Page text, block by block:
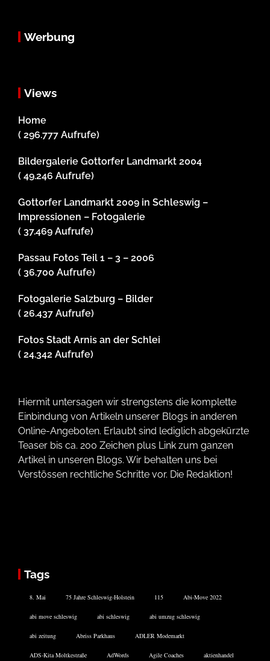
Werbung
Views
Home
( 296.777 Aufrufe)
Bildergalerie Gottorfer Landmarkt 2004
( 49.246 Aufrufe)
Gottorfer Landmarkt 2009 in Schleswig –
Impressionen – Fotogalerie
( 37.469 Aufrufe)
Passau Fotos Teil 1 – 3 – 2006
( 36.700 Aufrufe)
Fotogalerie Salzburg – Bilder
( 26.437 Aufrufe)
Fotos Stadt Arnis an der Schlei
( 24.342 Aufrufe)
Hiermit untersagen wir strengstens die komplette
Einbindung von Artikeln unserer Blogs in anderen
Online-Angeboten. Erlaubt sind lediglich abgekürzte
Teaser bis ca. 200 Zeichen plus Link zum ganzen
Artikel in unseren Blogs. Wir behalten uns bei
Verstössen rechtliche Schritte vor. Die Redaktion!
Tags
8. Mai 75 Jahre Schleswig-Holstein 115 Abi-Move 2022
abi move schleswig abi schleswig abi umzug schleswig
abi zeitung Abriss Parkhaus ADLER Modemarkt
ADS-Kita Moltkestraße AdWords Agile Coaches aktienhandel